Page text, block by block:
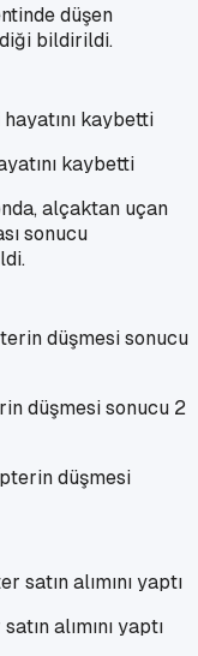
düşen
bildirildi.
kaybetti
alçaktan uçan
sonucu
düşmesi sonucu 2
düşmesi
alımını yaptı